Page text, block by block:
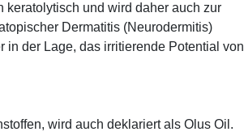
keratolytisch und wird daher auch zur
Dermatitis (Neurodermitis)
in der Lage, das irritierende Potential von
wird auch deklariert als Olus Oil.